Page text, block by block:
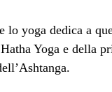
lo yoga dedica a
Yoga e della